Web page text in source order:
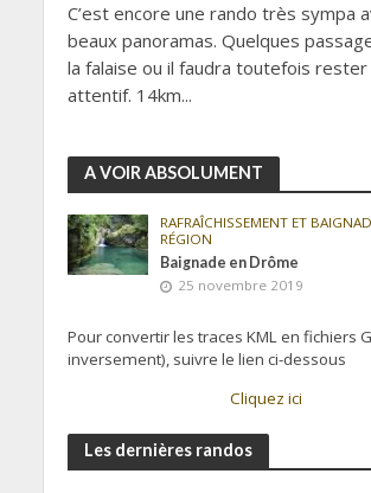
C’est encore une rando très sympa
beaux panoramas. Quelques
la falaise ou il faudra toutefois
attentif. 14km...
A VOIR ABSOLUMENT
RAFRAÎCHISSEMENT ET
RÉGION
Baignade en Drôme
25 novembre 2019
Pour convertir les traces KML en fichiers
inversement), suivre le lien ci-dessous
Cliquez ici
Les dernières randos